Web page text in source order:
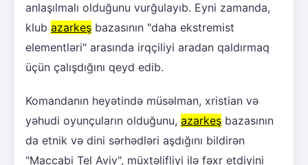
anlaşılmalı olduğunu vurğulayıb. Eyni zamanda,
klub azarkeş bazasının "daha ekstremist
elementləri" arasında irqçiliyi aradan qaldırmaq
üçün çalışdığını qeyd edib.
Komandanın heyətində müsəlman, xristian və
yəhudi oyunçuların olduğunu, azarkeş bazasının
da etnik və dini sərhədləri aşdığını bildirən
"Maccabi Tel Aviv", müxtəlifliyi ilə fəxr etdiyini